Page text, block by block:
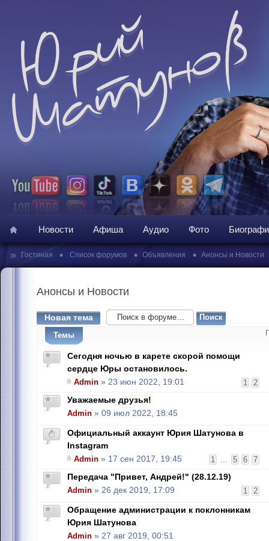
Новости Афиша Аудио Фото
» Гостиная • Список форумов • Объявления • Анонсы и Новости
Анонсы и Новости
Новая тема
Темы
Сегодня ночью в карете скорой помощи
сердце Юры остановилось.
1 2
Admin » 23 июн 2022, 19:01
Уважаемые друзья!
Admin » 09 июл 2022, 18:45
Официальный аккаунт Юрия Шатунова в
Instagram
1 ... 5 6 7
Admin » 17 сен 2017, 19:45
Передача "Привет, Андрей!" (28.12.19)
1 2
Admin » 26 дек 2019, 17:09
Обращение администрации к поклонникам
Юрия Шатунова
Admin » 27 авг 2019, 00:51